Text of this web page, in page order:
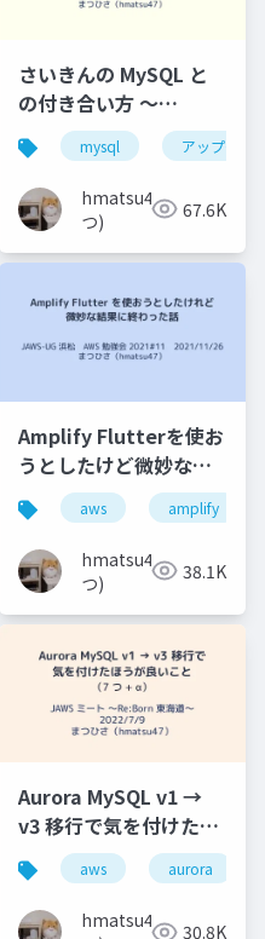
バージョンアップ 中国地方
さいきんの MySQL と
の付き合い方 〜
MySQL 8.0 より後の世
界へようこそ 〜
mysql アップグレ
hmatsu47(ま
つ)
67.6K
aws jaws-ug
Amplify Flutterを使お
うとしたけど微妙な結
果に終わった話
aws amplify
hmatsu47(ま
つ)
38.1K
jaws-ug
Aurora MySQL v1 →
v3 移行で気を付けたほ
うが良いこと（7 つ +
α）
aws aurora
hmatsu47(ま 30.8K